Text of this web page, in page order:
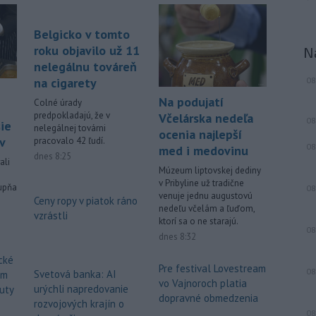
pokračujú v boji s rozsiahlymi
lesnými požiarmi
na západnom
Balkáne, kde v týchto dňoch horúčavy
dosahujú až 40 stupňov Celzia.
Belgicko v tomto
roku objavilo už 11
nelegálnu továreň
na cigarety
Colné úrady
predpokladajú, že v
nelegálnej továrni
pracovalo 42 ľudí.
dnes 8:25
Ceny ropy v piatok ráno
vzrástli
Svetová banka: AI
urýchli napredovanie
rozvojových krajín o
Na podujatí
Včelárska nedeľa
ocenia najlepší
med i medovinu
Múzeum liptovskej dediny
v Pribyline už tradične
venuje jednu augustovú
nedeľu včelám a ľuďom,
ktorí sa o ne starajú.
dnes 8:32
Pre festival Lovestream
vo Vajnoroch platia
dopravné obmedzenia